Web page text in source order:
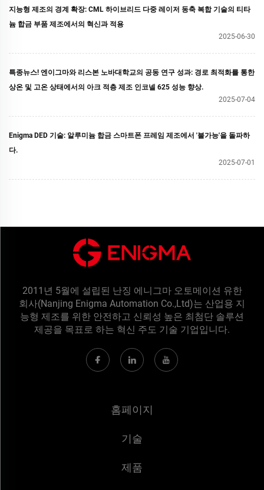
지능형 제조의 경계 확장: CML 하이브리드 다중 레이저 동축 복합 기술의 티타
늄 합금 부품 제조에서의 혁신과 적용
2025-06-30
특종뉴스! 엔이그마와 리스본 노바대학교의 공동 연구 성과: 경로 최적화를 통한
상온 및 고온 상태에서의 아크 적층 제조 인코넬 625 성능 향상.
2025-07-04
Enigma DED 기술: 알루미늄 합금 스마트폰 프레임 제조에서 '불가능'을 돌파하
다.
2025-07-01
2011년 5월에 설립된 난징 에니그마 오토메이션 유한
회사(Nanjing Enigma Automation Co.,Ltd)는 산업용 지
능형 제조를 위한 안전하고 신뢰성 높은 최첨단 솔루션
제공을 목표로 하는 혁신 주도 기술 기업입니다.
홈페이지
기술
제품